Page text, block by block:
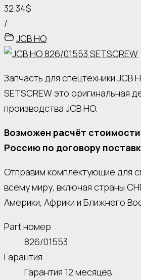
32.34$
/
JCB HO
Запчасть для спецтехники JCB
SETSCREW это оригинальная
производства JCB HO.
Возможен расчёт
Россию по договору
Отправим комплектующие для
всему миру, включая страны
Америки, Африки и Ближнего
Part номер
826/01553
Гарантия
Гарантия 12 месяцев.